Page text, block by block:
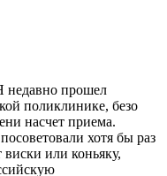
недавно прошел
поликлинике, безо
насчет приема.
хотя бы раз
или коньяку,